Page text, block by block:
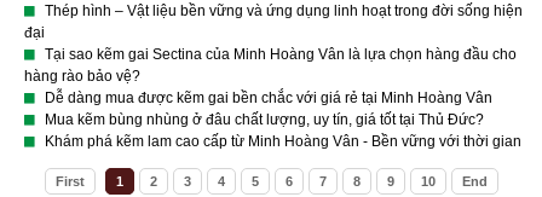
Thép hình – Vật liệu bền vững và ứng dụng linh hoạt trong đời sống hiện
đại
Tại sao kẽm gai Sectina của Minh Hoàng Vân là lựa chọn hàng đầu cho
hàng rào bảo vệ?
Dễ dàng mua được kẽm gai bền chắc với giá rẻ tại Minh Hoàng Vân
Mua kẽm bùng nhùng ở đâu chất lượng, uy tín, giá tốt tại Thủ Đức?
Khám phá kẽm lam cao cấp từ Minh Hoàng Vân - Bền vững với thời gian
First 1 2 3 4 5 6 7 8 9 10 End